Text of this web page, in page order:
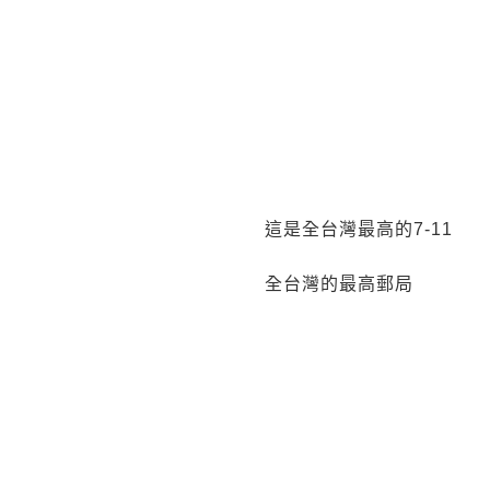
這是全台灣最高的7-11
全台灣的最高郵局